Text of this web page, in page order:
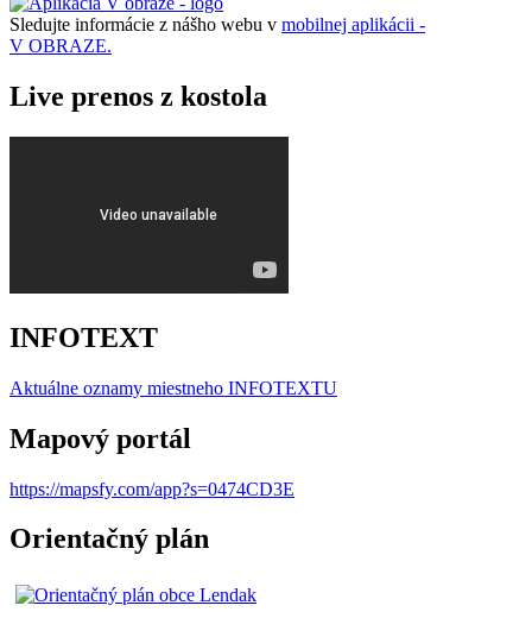
Sledujte informácie z nášho webu v mobilnej aplikácii -
V OBRAZE.
Live prenos z kostola
INFOTEXT
Aktuálne oznamy miestneho INFOTEXTU
Mapový portál
https://mapsfy.com/app?s=0474CD3E
Orientačný plán